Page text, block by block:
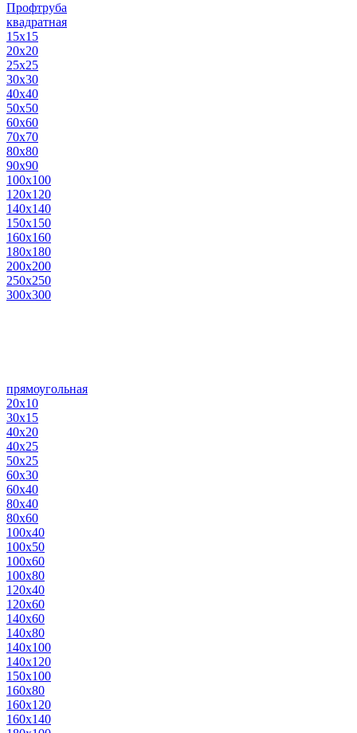
Профтруба
квадратная
15х15
20х20
25х25
30х30
40х40
50х50
60х60
70х70
80х80
90х90
100х100
120х120
140х140
150х150
160х160
180х180
200х200
250х250
300х300
прямоугольная
20х10
30х15
40х20
40х25
50х25
60х30
60х40
80х40
80х60
100х40
100х50
100х60
100х80
120х40
120х60
140х60
140х80
140х100
140х120
150х100
160х80
160х120
160х140